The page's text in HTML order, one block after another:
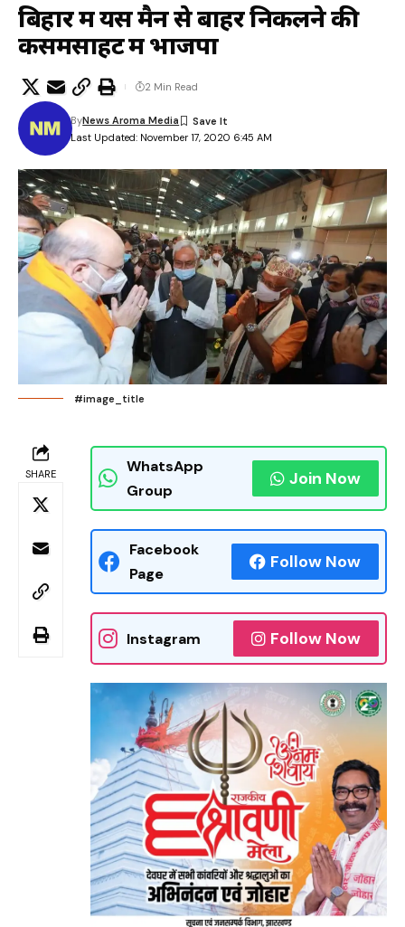
बिहार में यस मैन से बाहर निकलने की
कसमसाहट में भाजपा
Last Updated: November 17, 2020 6:45 AM
ByNews Aroma Media
2 Min Read
#image_title
SHARE
WhatsApp
Group
Join Now
Facebook
Page
Follow Now
Instagram Follow Now